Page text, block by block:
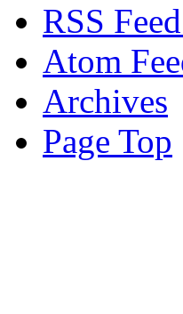
RSS
Atom
Archives
Page Top